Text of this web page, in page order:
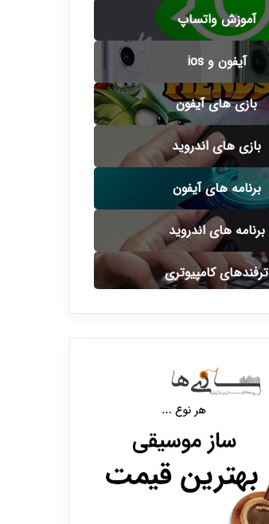
آموزش واتساپ
آیفون و ios
بازی های آیفون
بازی های اندروید
برنامه های آیفون
برنامه های اندروید
ترفندهای کامپیوتری